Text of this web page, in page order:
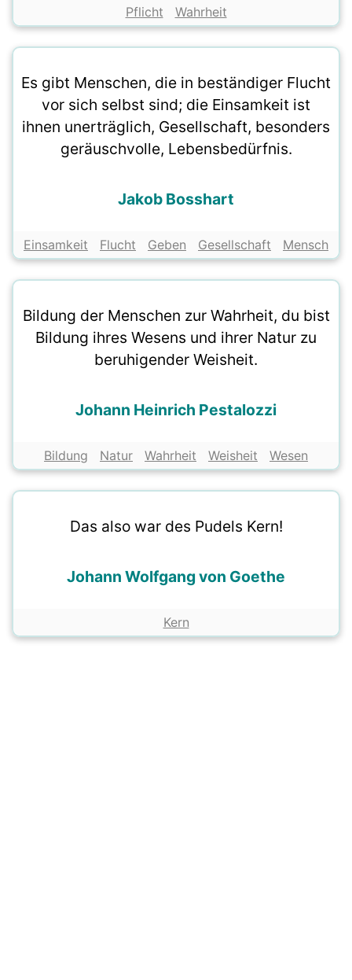
Pflicht Wahrheit
Es gibt Menschen, die in beständiger Flucht
vor sich selbst sind; die Einsamkeit ist
ihnen unerträglich, Gesellschaft, besonders
geräuschvolle, Lebensbedürfnis.
Jakob Bosshart
Einsamkeit Flucht Geben Gesellschaft Mensch
Bildung der Menschen zur Wahrheit, du bist
Bildung ihres Wesens und ihrer Natur zu
beruhigender Weisheit.
Johann Heinrich Pestalozzi
Bildung Natur Wahrheit Weisheit Wesen
Das also war des Pudels Kern!
Johann Wolfgang von Goethe
Kern